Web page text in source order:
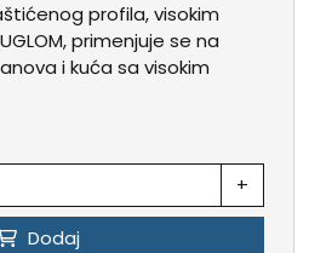
profila, visokim
primenjuje se na
i kuća sa visokim
+
Dodaj